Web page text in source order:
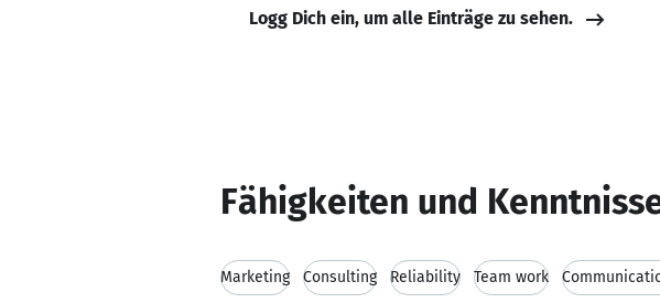
Logg Dich ein, um alle Einträge zu sehen.
Fähigkeiten und
Marketing Consulting Reliability Team work